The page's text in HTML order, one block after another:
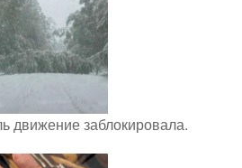
движение заблокировала.